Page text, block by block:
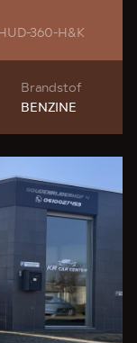
360-H&K
Brandstof
BENZINE